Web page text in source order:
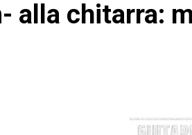
alla chitarra: